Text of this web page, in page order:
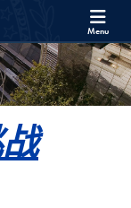
Menu